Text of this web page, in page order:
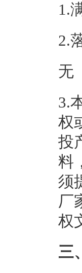
1.
2.
无
3.
权
投
料
须
厂
权
三